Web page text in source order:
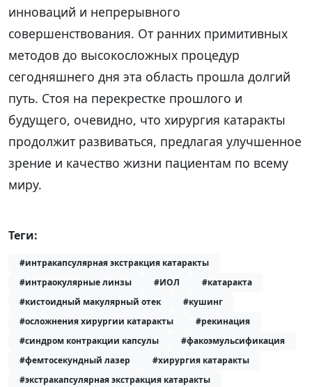
инноваций и непрерывного
совершенствования. От ранних примитивных
методов до высокосложных процедур
сегодняшнего дня эта область прошла долгий
путь. Стоя на перекрестке прошлого и
будущего, очевидно, что хирургия катаракты
продолжит развиваться, предлагая улучшенное
зрение и качество жизни пациентам по всему
миру.
Теги:
#интракапсулярная экстракция катаракты
#интраокулярные линзы
#ИОЛ
#катаракта
#кистоидный макулярный отек
#кушинг
#осложнения хирургии катаракты
#рекинация
#синдром контракции капсулы
#факоэмульсификация
#фемтосекундный лазер
#хирургия катаракты
#экстракапсулярная экстракция катаракты